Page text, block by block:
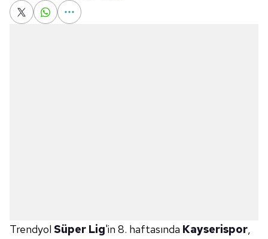
Trendyol Süper Lig'in 8. haftasında Kayserispor,